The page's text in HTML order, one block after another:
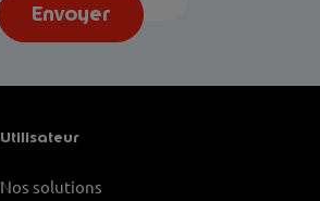
Envoyer
Utilisateur
Nos solutions